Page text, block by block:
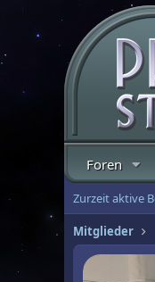
Foren
Zurzeit aktive
Mitglieder